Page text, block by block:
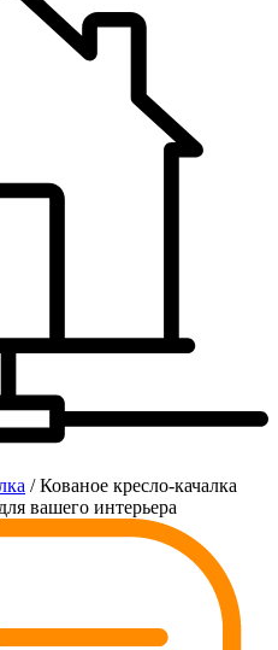
/ Кованое кресло-качалка
вашего интерьера